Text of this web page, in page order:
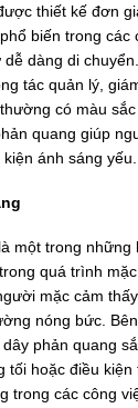
thiết kế đơn
biến trong các
dàng di
tác quản lý,
có màu
quang giúp
ánh sáng yếu.
một trong những
quá trình
mặc cảm
nóng bức.
phản quang
tối hoặc điều
trong các công